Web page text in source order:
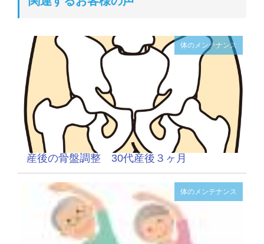
体のメンテナンス
産後の骨盤調整 30代産後３ヶ月
体のメンテナンス